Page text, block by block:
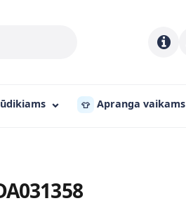
👕 Apranga vaikams